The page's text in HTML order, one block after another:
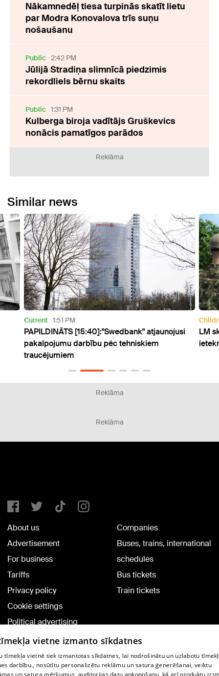
Nākamnedēļ tiesa turpinās skatīt lietu
par Modra Konovalova trīs suņu
nošaušanu
Public 2:42 PM
Jūlijā Stradiņa slimnīcā piedzimis
rekordliels bērnu skaits
Public 1:31 PM
Kulberga biroja vadītājs Gruškevics
nonācis pamatīgos parādos
Reklāma
Similar news
atjaunojusi
LM skaidro, kā valsts aizsardzības
ietekmē daudzbērnu ģimeņu atbalstu
Reklāma
Reklāma
About us
Advertisement
For business
Tariffs
Privacy policy
Cookie settings
Political advertising
Cookie policy
Commenting terms
Companies
Buses, trains, international
schedules
Bus tickets
Train tickets
vietne izmanto sīkdatnes
tīmekļa vietnē tiek izmantotas sīkdatnes, lai nodrošinātu un uzlabotu
darbību., nosūtītu personalizētu reklāmu un satura ģenerēšanai, veiktu
un satura mērījumus, auditorijas datu apkopošanu, kā arī produktu